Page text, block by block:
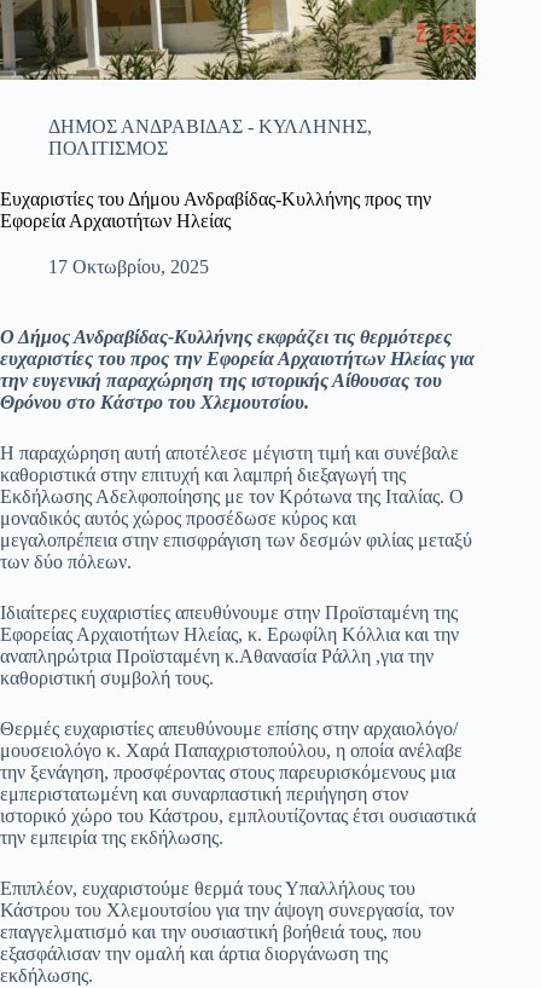
ΔΗΜΟΣ ΑΝΔΡΑΒΙΔΑΣ - ΚΥΛΛΗΝΗΣ,
ΠΟΛΙΤΙΣΜΟΣ
Ευχαριστίες του Δήμου Ανδραβίδας-Κυλλήνης προς την
Εφορεία Αρχαιοτήτων Ηλείας
17 Οκτωβρίου, 2025
Ο Δήμος Ανδραβίδας-Κυλλήνης εκφράζει τις θερμότερες
ευχαριστίες του προς την Εφορεία Αρχαιοτήτων Ηλείας για
την ευγενική παραχώρηση της ιστορικής Αίθουσας του
Θρόνου στο Κάστρο του Χλεμουτσίου.
​Η παραχώρηση αυτή αποτέλεσε μέγιστη τιμή και συνέβαλε
καθοριστικά στην επιτυχή και λαμπρή διεξαγωγή της
Εκδήλωσης Αδελφοποίησης με τον Κρότωνα της Ιταλίας. Ο
μοναδικός αυτός χώρος προσέδωσε κύρος και
μεγαλοπρέπεια στην επισφράγιση των δεσμών φιλίας μεταξύ
των δύο πόλεων.
​Ιδιαίτερες ευχαριστίες απευθύνουμε στην Προϊσταμένη της
Εφορείας Αρχαιοτήτων Ηλείας, κ. Ερωφίλη Κόλλια και την
αναπληρώτρια Προϊσταμένη κ.Αθανασία Ράλλη ,για την
καθοριστική συμβολή τους.
​Θερμές ευχαριστίες απευθύνουμε επίσης στην αρχαιολόγο/
μουσειολόγο κ. Χαρά Παπαχριστοπούλου, η οποία ανέλαβε
την ξενάγηση, προσφέροντας στους παρευρισκόμενους μια
εμπεριστατωμένη και συναρπαστική περιήγηση στον
ιστορικό χώρο του Κάστρου, εμπλουτίζοντας έτσι ουσιαστικά
την εμπειρία της εκδήλωσης.
​Επιπλέον, ευχαριστούμε θερμά τους Υπαλλήλους του
Κάστρου του Χλεμουτσίου για την άψογη συνεργασία, τον
επαγγελματισμό και την ουσιαστική βοήθειά τους, που
εξασφάλισαν την ομαλή και άρτια διοργάνωση της
εκδήλωσης.